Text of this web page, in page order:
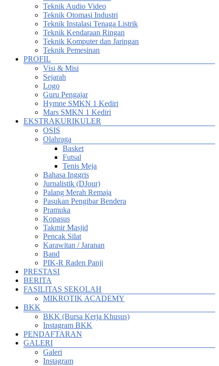
Teknik Audio Video
Teknik Otomasi Industri
Teknik Instalasi Tenaga Listrik
Teknik Kendaraan Ringan
Teknik Komputer dan Jaringan
Teknik Pemesinan
PROFIL
Visi & Misi
Sejarah
Logo
Guru Pengajar
Hymne SMKN 1 Kediri
Mars SMKN 1 Kediri
EKSTRAKURIKULER
OSIS
Olahraga
Basket
Futsal
Tenis Meja
Bahasa Inggris
Jurnalistik (DJour)
Palang Merah Remaja
Pasukan Pengibar Bendera
Pramuka
Kopasus
Takmir Masjid
Pencak Silat
Karawitan / Jaranan
Band
PIK-R Raden Panji
PRESTASI
BERITA
FASILITAS SEKOLAH
MIKROTIK ACADEMY
BKK
BKK (Bursa Kerja Khusus)
Instagram BKK
PENDAFTARAN
GALERI
Galeri
Instagram